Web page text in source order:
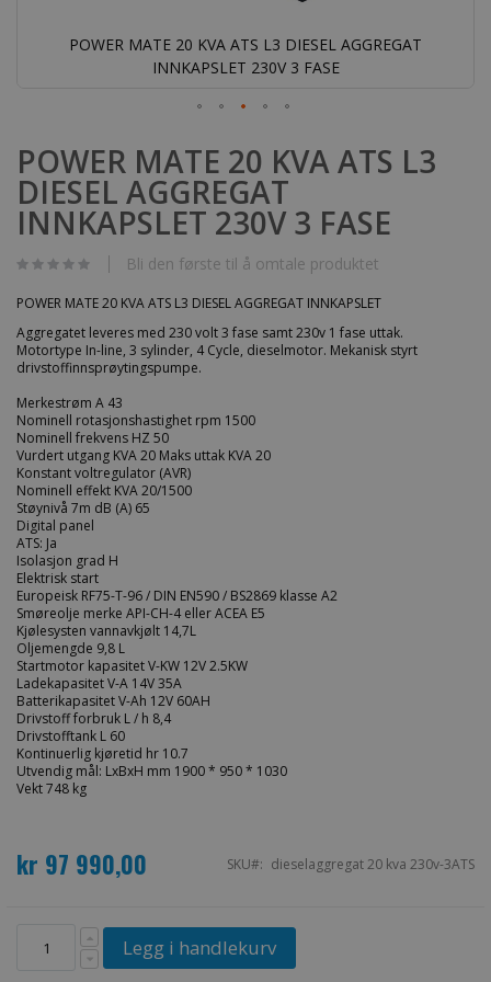
POWER MATE 20 KVA ATS L3 DIESEL AGGREGAT
INNKAPSLET 230V 3 FASE
til
begynnelsen
av
bildegalleri
POWER MATE 20 KVA ATS L3
DIESEL AGGREGAT
INNKAPSLET 230V 3 FASE
Bli den første til å omtale produktet
POWER MATE 20 KVA ATS L3 DIESEL AGGREGAT INNKAPSLET
Aggregatet leveres med 230 volt 3 fase samt 230v 1 fase uttak.
Motortype In-line, 3 sylinder, 4 Cycle, dieselmotor. Mekanisk styrt
drivstoffinnsprøytingspumpe.
Merkestrøm A 43
Nominell rotasjonshastighet rpm 1500
Nominell frekvens HZ 50
Vurdert utgang KVA 20 Maks uttak KVA 20
Konstant voltregulator (AVR)
Nominell effekt KVA 20/1500
Støynivå 7m dB (A) 65
Digital panel
ATS: Ja
Isolasjon grad H
Elektrisk start
Europeisk RF75-T-96 / DIN EN590 / BS2869 klasse A2
Smøreolje merke API-CH-4 eller ACEA E5
Kjølesysten vannavkjølt 14,7L
Oljemengde 9,8 L
Startmotor kapasitet V-KW 12V 2.5KW
Ladekapasitet V-A 14V 35A
Batterikapasitet V-Ah 12V 60AH
Drivstoff forbruk L / h 8,4
Drivstofftank L 60
Kontinuerlig kjøretid hr 10.7
Utvendig mål: LxBxH mm 1900 * 950 * 1030
Vekt 748 kg
kr 97 990,00 SKU dieselaggregat 20 kva 230v-3ATS
Legg i handlekurv